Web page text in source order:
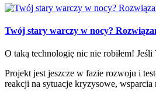
Twój stary warczy w nocy?
O taką technologię nic nie robiłem!
Projekt jest jeszcze w fazie rozwoju i
reakcji na sytuacje kryzysowe,